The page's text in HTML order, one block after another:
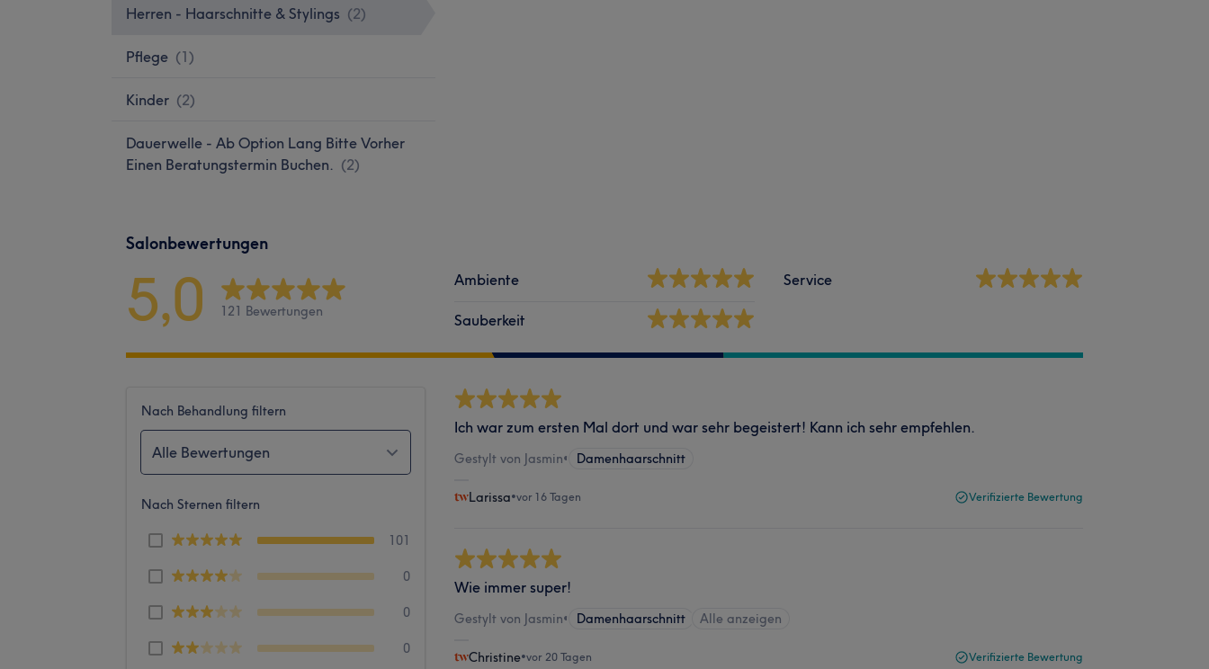
Herren - Haarschnitte & Stylings (2)
Pflege (1)
Kinder (2)
Dauerwelle - Ab Option Lang Bitte Vorher
Einen Beratungstermin Buchen. (2)
Salonbewertungen
5,0 121 Bewertungen
Ambiente
Sauberkeit
Service
Nach Behandlung filtern
Alle Bewertungen
Nach Sternen filtern
101
0
0
0
Ich war zum ersten Mal dort und war sehr begeistert! Kann ich sehr empfehlen.
Gestylt von Jasmin• Damenhaarschnitt
Larissa•vor 16 Tagen Verifizierte Bewertung
Wie immer super!
Gestylt von Jasmin• Damenhaarschnitt Alle anzeigen
Christine•vor 20 Tagen Verifizierte Bewertung